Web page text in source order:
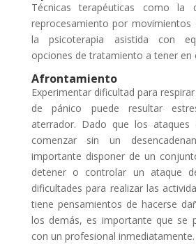
Técnicas terapéuticas como la
reprocesamiento por movimientos
la psicoterapia asistida con
opciones de tratamiento a tener en
Afrontamiento
Experimentar dificultad para
de pánico puede resultar
aterrador. Dado que los ataques
comenzar sin un
importante disponer de un
detener o controlar un ataque
dificultades para realizar las
tiene pensamientos de hacerse
los demás, es importante que se
con un profesional inmediatamente.